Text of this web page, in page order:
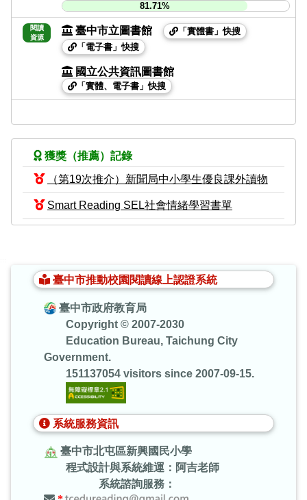
81.71%
閱讀
資源
臺中市立圖書館
「實體書」快搜
「電子書」快搜
國立公共資訊圖書館
「實體、電子書」快搜
獲獎（推薦）記錄
（第19次推介）新聞局中小學生優良課外讀物
Smart Reading SEL社會情緒學習書單
臺中市推動校園閱讀線上認證系統
臺中市政府教育局
Copyright © 2007-2030
Education Bureau, Taichung City
Government.
151137054 visitors since 2007-09-15.
系統服務資訊
臺中市北屯區新興國民小學
程式設計與系統維運：阿吉老師
系統諮詢服務：